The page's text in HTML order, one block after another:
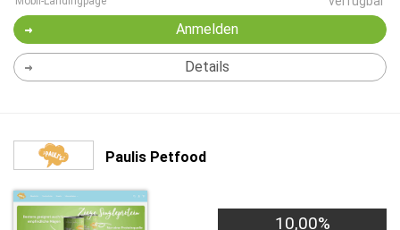
Anmelden
Details
Paulis Petfood
10,00%